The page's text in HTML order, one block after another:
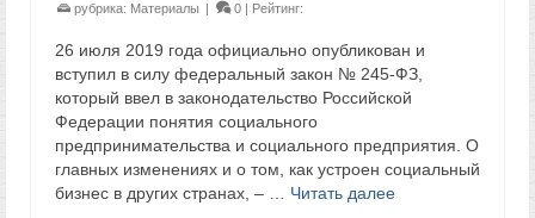
рубрика: Материалы | 0 | Рейтинг:
26 июля 2019 года официально опубликован и
вступил в силу федеральный закон № 245-ФЗ,
который ввел в законодательство Российской
Федерации понятия социального
предпринимательства и социального предприятия. О
главных изменениях и о том, как устроен социальный
бизнес в других странах, – … Читать далее